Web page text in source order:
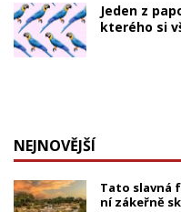
Jeden z
kterého si
NEJNOVĚJŠÍ
Tato slavná
ní zákeřně